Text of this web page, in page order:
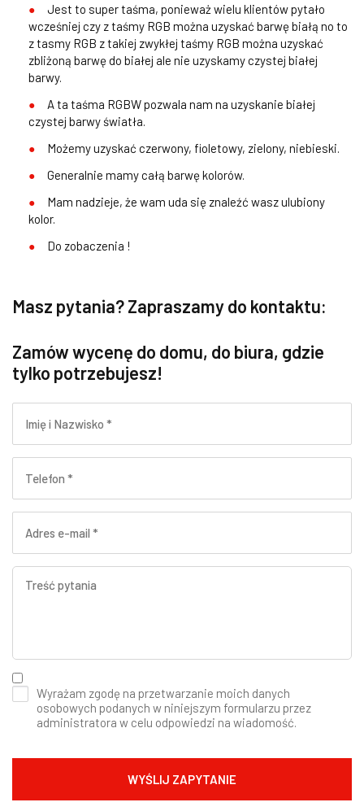
Jest to super taśma, ponieważ wielu klientów pytało
wcześniej czy z taśmy RGB można uzyskać barwę białą no to
z tasmy RGB z takiej zwykłej taśmy RGB można uzyskać
zbliżoną barwę do białej ale nie uzyskamy czystej białej
barwy.
A ta taśma RGBW pozwala nam na uzyskanie białej
czystej barwy światła.
Możemy uzyskać czerwony, fioletowy, zielony, niebieski.
Generalnie mamy całą barwę kolorów.
Mam nadzieje, że wam uda się znaleźć wasz ulubiony
kolor.
Do zobaczenia !
Masz pytania? Zapraszamy do kontaktu:
Zamów wycenę do domu, do biura, gdzie
tylko potrzebujesz!
Wyrażam zgodę na przetwarzanie moich danych
osobowych podanych w niniejszym formularzu przez
administratora w celu odpowiedzi na wiadomość.